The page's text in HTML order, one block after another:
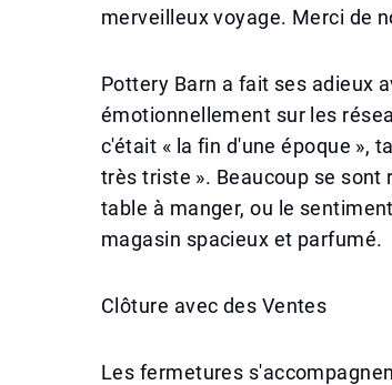
merveilleux voyage. Merci de
Pottery Barn a fait ses adieux
émotionnellement sur les
c'était « la fin d'une époque »,
très triste ». Beaucoup se
table à manger, ou le
magasin spacieux et parfumé.
Clôture avec des Ventes
Les fermetures